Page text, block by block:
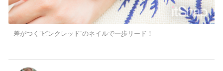
差がつく”ピンクレッド”のネイルで一歩リード！